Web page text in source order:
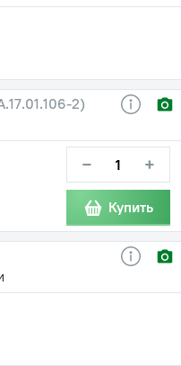
2)
− +
Купить